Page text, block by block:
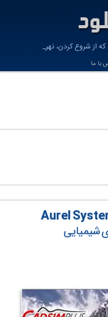
شروع کردن، نهراسد_
با ما
شیمیایی